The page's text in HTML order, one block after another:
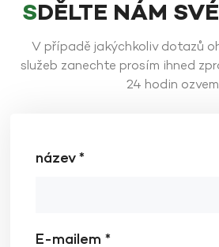
SDĚLTE NÁM
V případě jakýchkoliv dotazů
služeb zanechte prosím ihned
24 hodin
název *
E-mailem *